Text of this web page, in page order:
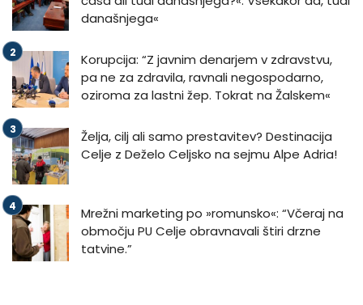
današnjega«
Korupcija: “Z javnim denarjem v zdravstvu,
pa ne za zdravila, ravnali negospodarno,
oziroma za lastni žep. Tokrat na Žalskem«
Želja, cilj ali samo prestavitev? Destinacija
Celje z Deželo Celjsko na sejmu Alpe Adria!
Mrežni marketing po »romunsko«: “Včeraj na
območju PU Celje obravnavali štiri drzne
tatvine.”